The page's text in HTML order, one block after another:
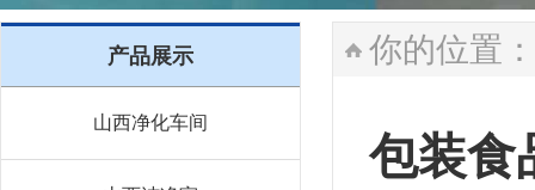
产品展示
山西净化车间
你的位置：
包装食